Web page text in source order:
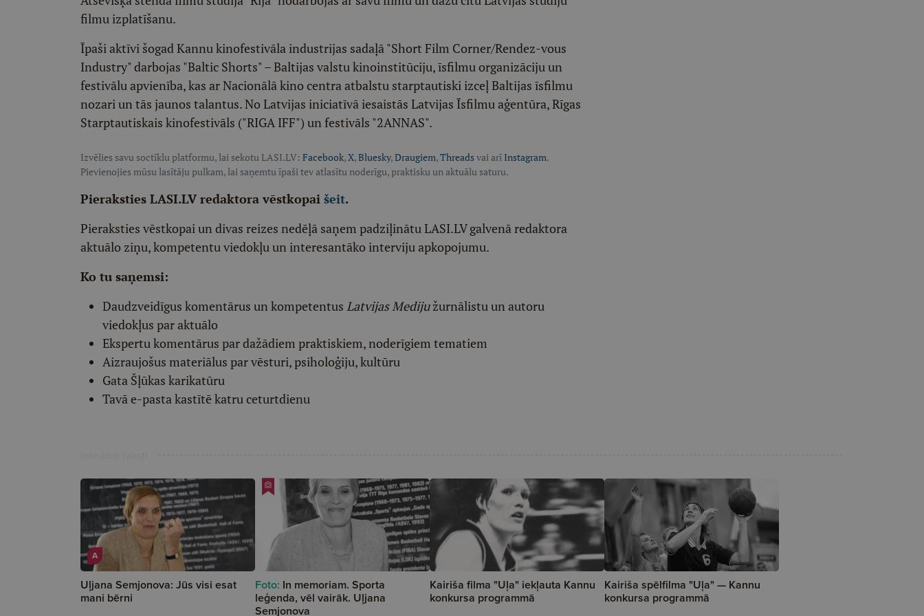
filmu izplatīšanu.
Īpaši aktīvi šogad Kannu kinofestivāla industrijas sadaļā "Short Film Corner/Rendez-vous
Industry" darbojas "Baltic Shorts" – Baltijas valstu kinoinstitūciju, īsfilmu organizāciju un
festivālu apvienība, kas ar Nacionālā kino centra atbalstu starptautiski izceļ Baltijas īsfilmu
nozari un tās jaunos talantus. No Latvijas iniciatīvā iesaistās Latvijas Īsfilmu aģentūra, Rīgas
Starptautiskais kinofestivāls ("RIGA IFF") un festivāls "2ANNAS".
Izvēlies savu soctīklu platformu, lai sekotu LASI.LV: Facebook,X,Bluesky,Draugiem,Threadsvai arī Instagram.
Pievienojies mūsu lasītāju pulkam, lai saņemtu īpaši tev atlasītu noderīgu, praktisku un aktuālu saturu.
Pieraksties LASI.LV redaktora vēstkopai šeit.
Pieraksties vēstkopai un divas reizes nedēļā saņem padziļinātu LASI.LV galvenā redaktora
aktuālo ziņu, kompetentu viedokļu un interesantāko interviju apkopojumu.
Ko tu saņemsi:
Daudzveidīgus komentārus un kompetentus Latvijas Medijužurnālistu un autoru
viedokļus par aktuālo
Ekspertu komentārus par dažādiem praktiskiem, noderīgiem tematiem
Aizraujošus materiālus par vēsturi, psiholoģiju, kultūru
Gata Šļūkas karikatūru
Tavā e-pasta kastītē katru ceturtdienu
A
Uļjana Semjonova: Jūs visi esat
mani bērni
Foto: In memoriam. Sporta
leģenda, vēl vairāk. Uļjana
Semjonova
Kairiša filma "Uļa" iekļauta Kannu
konkursa programmā
Kairiša spēlfilma "Uļa" — Kannu
konkursa programmā